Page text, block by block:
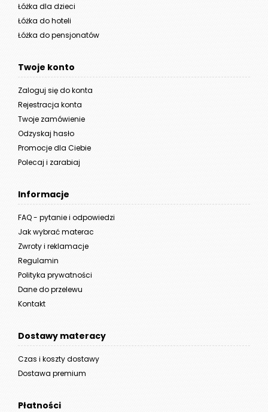
Łóżka dla dzieci
Łóżka do hoteli
Łóżka do pensjonatów
Twoje konto
Zaloguj się do konta
Rejestracja konta
Twoje zamówienie
Odzyskaj hasło
Promocje dla Ciebie
Polecaj i zarabiaj
Informacje
FAQ - pytanie i odpowiedzi
Jak wybrać materac
Zwroty i reklamacje
Regulamin
Polityka prywatności
Dane do przelewu
Kontakt
Dostawy materacy
Czas i koszty dostawy
Dostawa premium
Płatności